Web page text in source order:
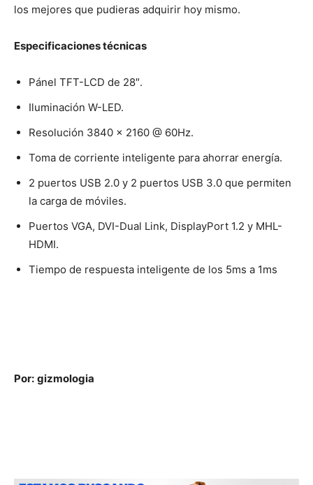
los mejores que pudieras adquirir hoy mismo.
Especificaciones técnicas
Pánel TFT-LCD de 28″.
Iluminación W-LED.
Resolución 3840 x 2160 @ 60Hz.
Toma de corriente inteligente para ahorrar energía.
2 puertos USB 2.0 y 2 puertos USB 3.0 que permiten
la carga de móviles.
Puertos VGA, DVI-Dual Link, DisplayPort 1.2 y MHL-
HDMI.
Tiempo de respuesta inteligente de los 5ms a 1ms
Por: gizmologia